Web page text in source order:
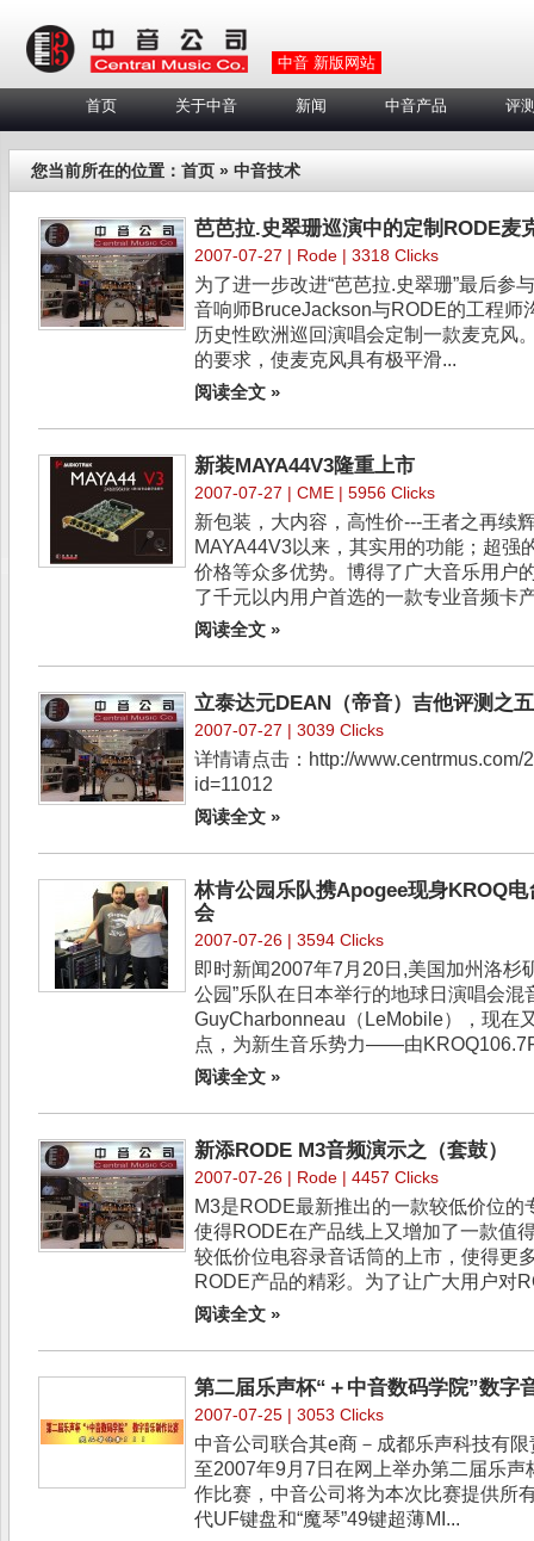
中音 新版网站
首页 关于中音 新闻 中音产品 评
您当前所在的位置： 首页 » 中音技术
芭芭拉.史翠珊巡演中的定制RODE麦
2007-07-27 | Rode | 3318 Clicks
为了进一步改进“芭芭拉.史翠珊”最后参
音响师BruceJackson与RODE的工程师
历史性欧洲巡回演唱会定制一款麦克风
的要求，使麦克风具有极平滑...
阅读全文 »
新装MAYA44V3隆重上市
2007-07-27 |CME | 5956 Clicks
新包装，大内容，高性价---王者之再续
MAYA44V3以来，其实用的功能；超强
价格等众多优势。博得了广大音乐用户
了千元以内用户首选的一款专业音频卡
阅读全文 »
立泰达元DEAN（帝音）吉他评测之五
2007-07-27 | 3039 Clicks
详情请点击：http://
id=11012
阅读全文 »
林肯公园乐队携Apogee现身KROQ
会
2007-07-26 | 3594 Clicks
即时新闻2007年7月20日,美国加州洛杉
公园”乐队在日本举行的地球日演唱会混
GuyCharbonneau（LeMobile），现在
点，为新生音乐势力――由
阅读全文 »
新添RODE M3音频演示之（套鼓）
2007-07-26 | Rode | 4457 Clicks
M3是RODE最新推出的一款较低价位
使得RODE在产品线上又增加了一款值
较低价位电容录音话筒的上市，使得更
RODE产品的精彩。为了让广大用户对
阅读全文 »
第二届乐声杯“＋中音数码学院”数字
2007-07-25 | 3053 Clicks
中音公司联合其e商－成都乐声科技有
至2007年9月7日在网上举办第二届乐声
作比赛，中音公司将为本次比赛提供所
代UF键盘和“魔琴”49键超薄MI...